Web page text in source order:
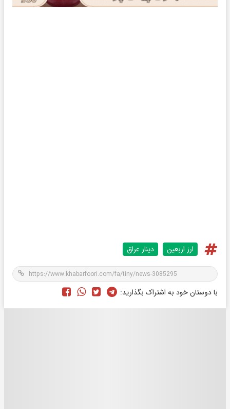
ارز اربعین دینار عراق
با دوستان خود به اشتراک بگذارید: